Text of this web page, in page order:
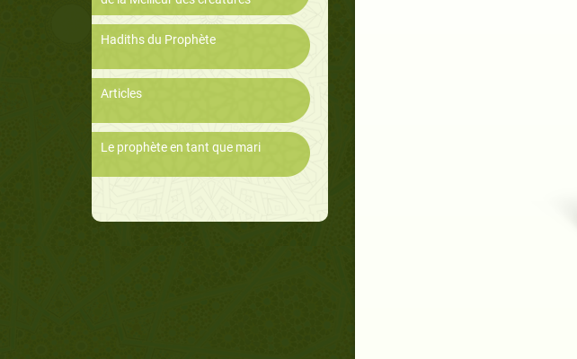
Hadiths du Prophète
Articles
Le prophète en tant que mari